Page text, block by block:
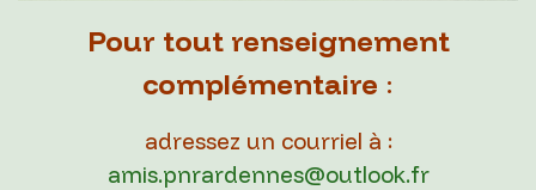
Pour tout renseignement
complémentaire :
adressez un courriel à :
amis.pnrardennes@outlook.fr